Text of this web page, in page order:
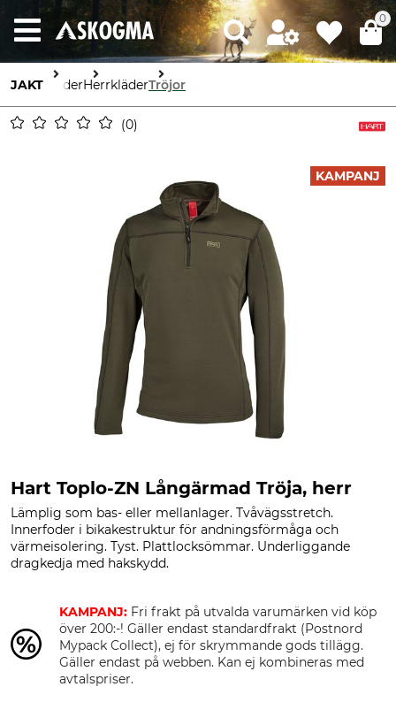
0
JAKT KläderHerrkläderTröjor
0
KAMPANJ
Hart Toplo-ZN Långärmad Tröja, herr
Lämplig som bas- eller mellanlager. Tvåvägsstretch.
Innerfoder i bikakestruktur för andningsförmåga och
värmeisolering. Tyst. Plattlocksömmar. Underliggande
dragkedja med hakskydd.
KAMPANJ: Fri frakt på utvalda varumärken vid köp
över 200:-! Gäller endast standardfrakt (Postnord
Mypack Collect), ej för skrymmande gods tillägg.
Gäller endast på webben. Kan ej kombineras med
avtalspriser.